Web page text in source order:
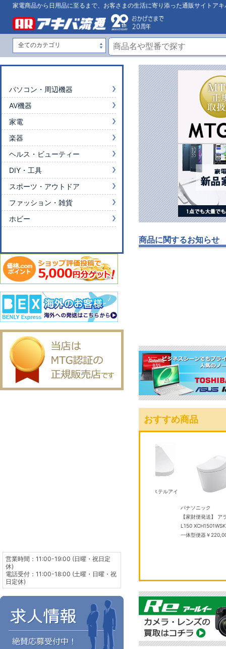
家電商品から日用品に至るまで、お客さまの生活に寄り添った通販サイトアキ
商品に関するお知らせ
おすすめ商品
P TCF587 #SC1 パステルアイ
パナソニック
【家財便発送】 ア
L150
一体型便器￥
パソコン・周辺機器
AV機器
家電
楽器
ヘルス・ビューティー
DIY・工具
スポーツ・アウトドア
ファッション・雑貨
ホビー
営業時間：11:00-19:00 (日曜・祝日定
休)
電話受付：11:00-18:00 (土曜・日曜・祝
日定休)